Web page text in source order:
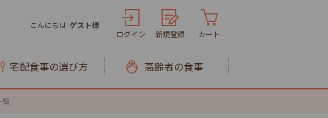
こんにちは ゲスト様
ログイン
新規登録 カート
宅配食事の選び方 高齢者の食事